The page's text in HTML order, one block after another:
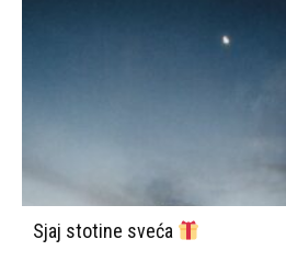
Sjaj stotine sveća